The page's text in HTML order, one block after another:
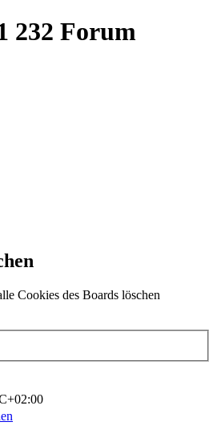
232 Forum
Cookies des Boards löschen